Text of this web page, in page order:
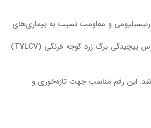
و مقاومت نسبت به بیماری‌های
ویروسی بخصوص ویروس پیچیدگی برگ زرد گوجه فرنگی (TYLCV)
این رقم مناسب جهت تازه‌خوری و